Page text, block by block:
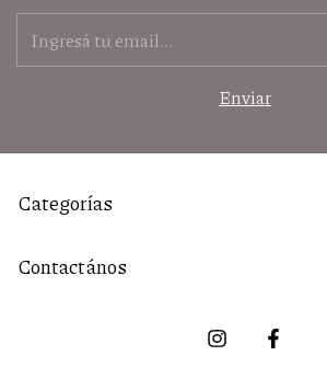
Categorías
Contactános